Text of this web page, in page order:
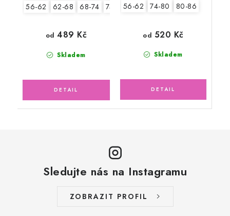
56-62 62-68 68-74 74-80 80-86
Skladem
od 489 Kč
56-62 74-80 80-86
Skladem
od 520 Kč
Sledujte nás na Instagramu
ZOBRAZIT PROFIL